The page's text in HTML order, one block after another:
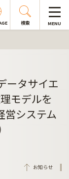
検索 MENU
ータサイエ
モデルを
営システム
お知らせ